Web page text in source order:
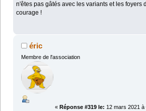
n'êtes pas gâtés avec les variants et les foyers
courage !
éric
Membre de l'association
« Réponse #319 le: 12 mars 2021 à